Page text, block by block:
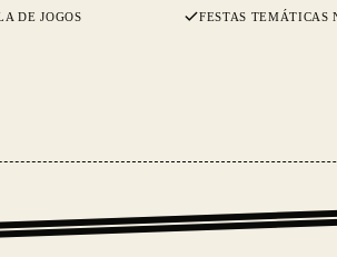
DE JOGOS FESTAS TEMÁTICAS